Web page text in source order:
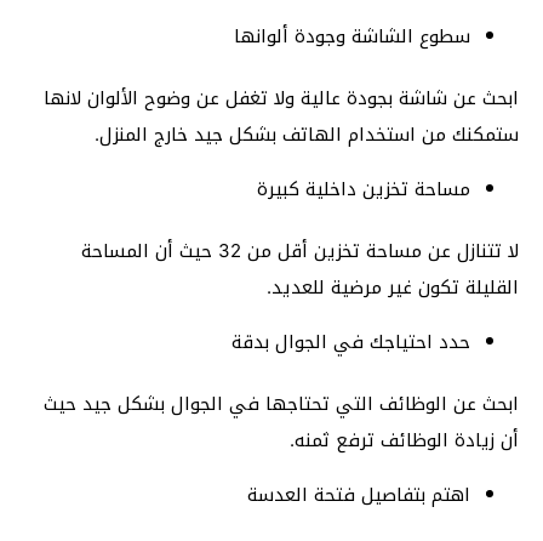
سطوع الشاشة وجودة ألوانها
ابحث عن شاشة بجودة عالية ولا تغفل عن وضوح الألوان لانها
ستمكنك من استخدام الهاتف بشكل جيد خارج المنزل.
مساحة تخزين داخلية كبيرة
لا تتنازل عن مساحة تخزين أقل من 32 حيث أن المساحة
القليلة تكون غير مرضية للعديد.
حدد احتياجك في الجوال بدقة
ابحث عن الوظائف التي تحتاجها في الجوال بشكل جيد حيث
أن زيادة الوظائف ترفع ثمنه.
اهتم بتفاصيل فتحة العدسة